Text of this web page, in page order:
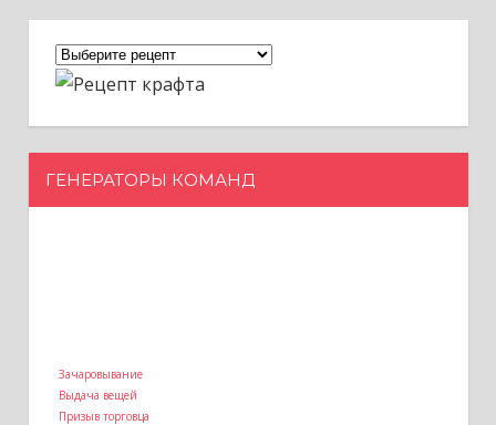
ГЕНЕРАТОРЫ КОМАНД
Зачаровывание
Выдача вещей
Призыв торговца